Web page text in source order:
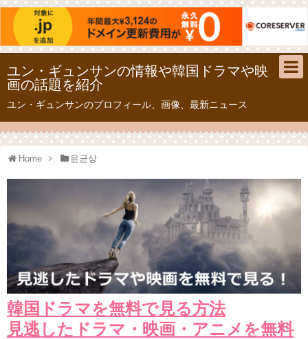
ユン・ギュンサンの情報や韓国ドラマや映
画の話題を紹介
ユン・ギュンサンのプロフィール、画像、最新ニュース
Home 윤균상
韓国ドラマを無料で見る方法
見逃したドラマ・映画・アニメを無料